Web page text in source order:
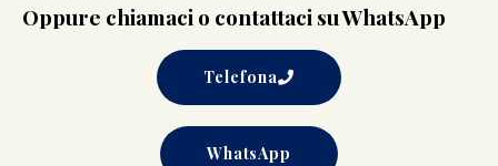
Oppure chiamaci o contattaci su WhatsApp
Telefona
WhatsApp